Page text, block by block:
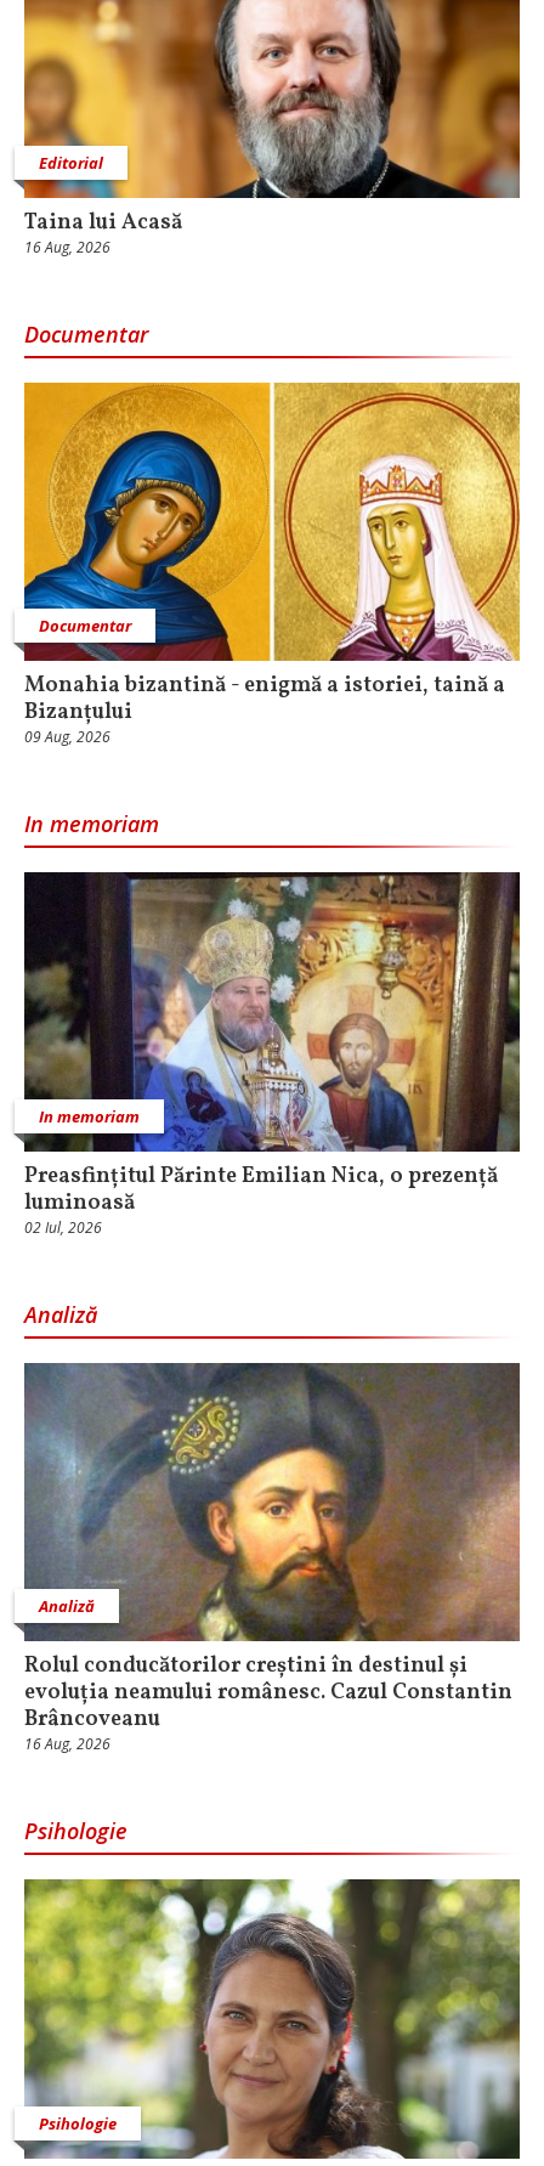
Editorial
Taina lui Acasă
16 Aug, 2026
Documentar
Documentar
Monahia bizantină - enigmă a istoriei, taină a
Bizanțului
09 Aug, 2026
In memoriam
In memoriam
Preasfințitul Părinte Emilian Nica, o prezență
luminoasă
02 Iul, 2026
Analiză
Analiză
Rolul conducătorilor creștini în destinul și
evoluția neamului românesc. Cazul Constantin
Brâncoveanu
16 Aug, 2026
Psihologie
Psihologie